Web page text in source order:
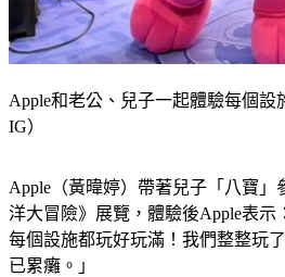
Apple和老公、兒子一起體驗每個設
IG）
Apple（黃暐婷）帶著兒子「八寶」
洋大冒險》展覽，體驗後Apple表示
每個設施都玩好玩滿！我們整整玩
已累癱。」